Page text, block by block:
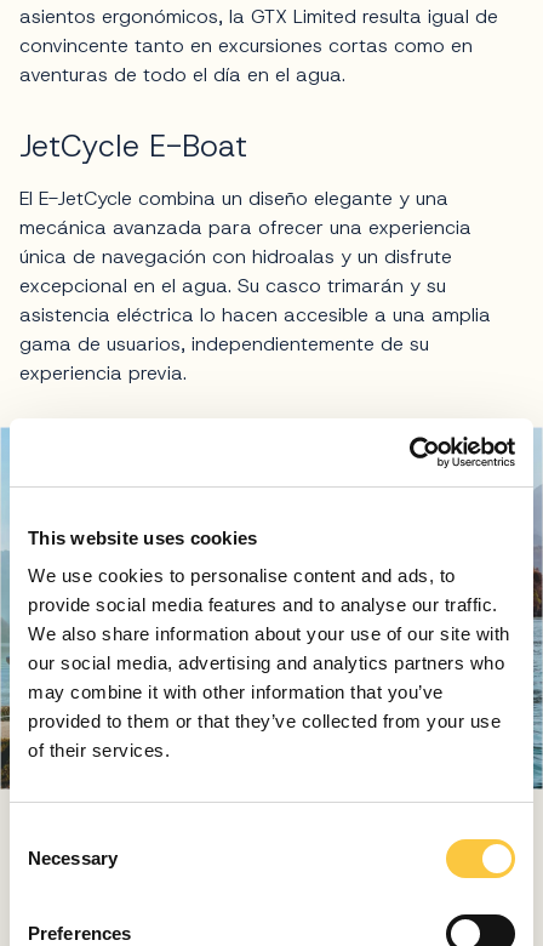
This website uses cookies
We use cookies to personalise content and ads, to
provide social media features and to analyse our traffic.
We also share information about your use of our site with
our social media, advertising and analytics partners who
may combine it with other information that you’ve
provided to them or that they’ve collected from your use
of their services.
Necessary
Preferences
asientos ergonómicos, la GTX Limited resulta igual de
convincente tanto en excursiones cortas como en
aventuras de todo el día en el agua.
JetCycle E-Boat
El E-JetCycle combina un diseño elegante y una
mecánica avanzada para ofrecer una experiencia
única de navegación con hidroalas y un disfrute
excepcional en el agua. Su casco trimarán y su
asistencia eléctrica lo hacen accesible a una amplia
gama de usuarios, independientemente de su
experiencia previa.
Con una estabilidad excepcional y un manejo intuitivo,
garantiza una navegación segura y placentera incluso
motor eléctrico proporciona una propulsión suave y